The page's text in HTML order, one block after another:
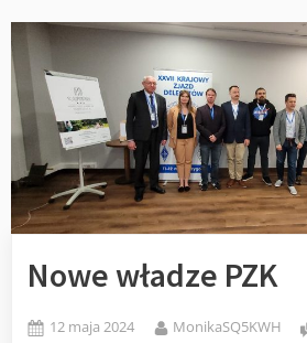
Nowe władze PZK
Posted
12 maja 2024 By
MonikaSQ5KWH